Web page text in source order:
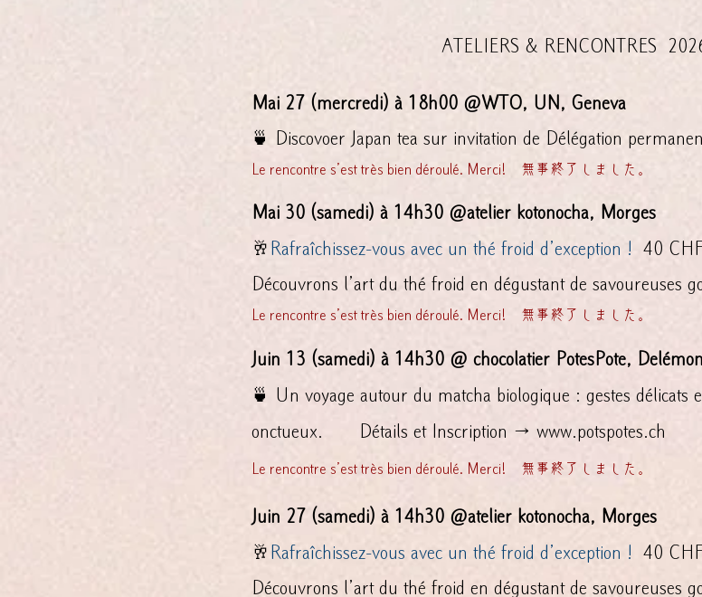
ATELIERS & RENCONTRES
Mai 27 (mercredi) à 18h00 @WTO, UN, Geneva
🍵 Discovoer Japan tea sur invitation de Délégation
Le rencontre s’est très bien déroulé. Merci! 無事終了しました。
Mai 30 (samedi) à 14h30 @atelier kotonocha, Morges
🥂 Rafraîchissez-vous avec un thé froid d’exception !
40
Découvrons l’art du thé froid en dégustant de savoureuses
Le rencontre s’est très bien déroulé. Merci! 無事終了しました。
Juin 13 (samedi) à 14h30 @ chocolatier PotesPote,
🍵 Un voyage autour du matcha biologique : gestes délicats
onctueux.
Détails et Inscription → www.potspotes.ch
Le rencontre s’est très bien déroulé. Merci! 無事終了しました。
Juin 27 (samedi) à 14h30 @atelier kotonocha, Morges
🥂 Rafraîchissez-vous avec un thé froid d’exception !
40
Découvrons l’art du thé froid en dégustant de savoureuses